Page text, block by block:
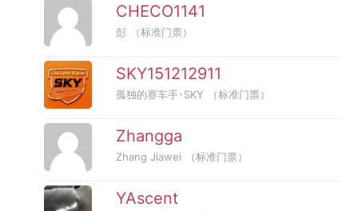
CHECO1141
彭 （标准门票）
SKY151212911
孤独的赛车手･SKY （标准门票）
Zhangga
Zhang Jiawei （标准门票）
YAscent